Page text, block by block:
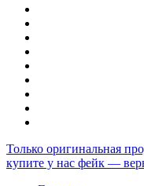
Только оригинальная
купите у нас фейк —